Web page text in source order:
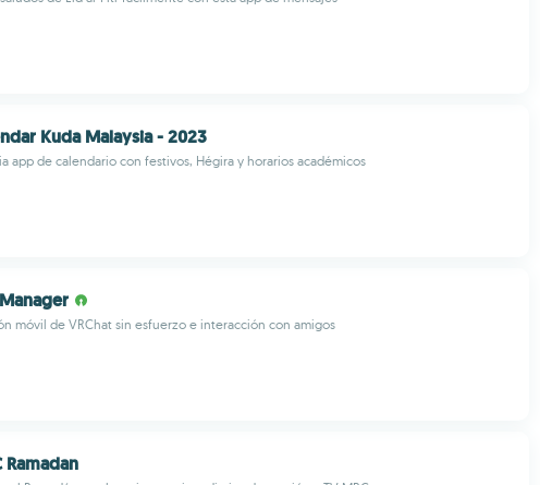
Kuda Malaysia - 2023
app de calendario con festivos, Hégira y horarios académicos
móvil de VRChat sin esfuerzo e interacción con amigos
Ramadan